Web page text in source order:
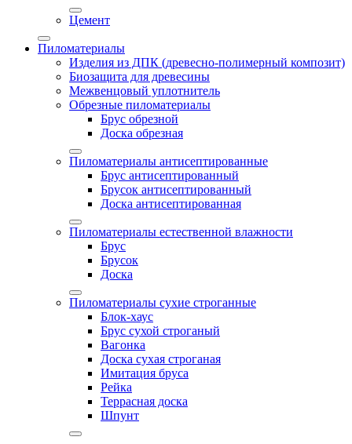
Цемент
Пиломатериалы
Изделия из ДПК (древесно-полимерный композит)
Биозащита для древесины
Межвенцовый уплотнитель
Обрезные пиломатериалы
Брус обрезной
Доска обрезная
Пиломатериалы антисептированные
Брус антисептированный
Брусок антисептированный
Доска антисептированная
Пиломатериалы естественной влажности
Брус
Брусок
Доска
Пиломатериалы сухие строганные
Блок-хаус
Брус сухой строганый
Вагонка
Доска сухая строганая
Имитация бруса
Рейка
Террасная доска
Шпунт